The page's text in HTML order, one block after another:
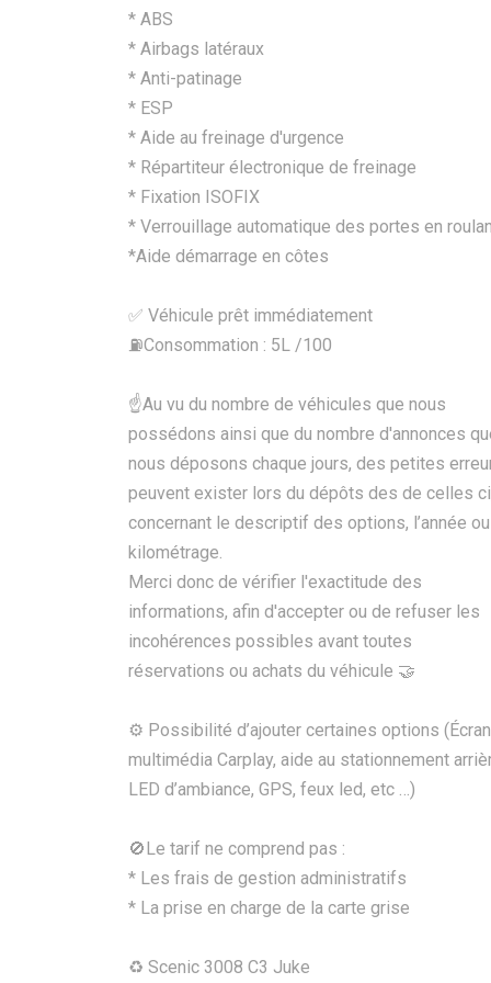
* ABS
* Airbags latéraux
* Anti-patinage
* ESP
* Aide au freinage d'urgence
* Répartiteur électronique de freinage
* Fixation ISOFIX
* Verrouillage automatique des portes en
*Aide démarrage en côtes
✅ Véhicule prêt immédiatement
⛽️Consommation : 5L /100
☝Au vu du nombre de véhicules que nous
possédons ainsi que du nombre d'annonces
nous déposons chaque jours, des petites
peuvent exister lors du dépôts des de celles
concernant le descriptif des options, l’année
kilométrage.
Merci donc de vérifier l'exactitude des
informations, afin d'accepter ou de refuser les
incohérences possibles avant toutes
réservations ou achats du véhicule 🤝
⚙️ Possibilité d’ajouter certaines options (Écran
multimédia Carplay, aide au stationnement
LED d’ambiance, GPS, feux led, etc …)
🚫Le tarif ne comprend pas :
* Les frais de gestion administratifs
* La prise en charge de la carte grise
♻ Scenic 3008 C3 Juke